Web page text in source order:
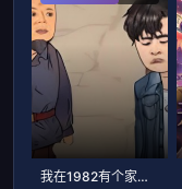
我在1982有个家，一扇门带你穿越回80年代